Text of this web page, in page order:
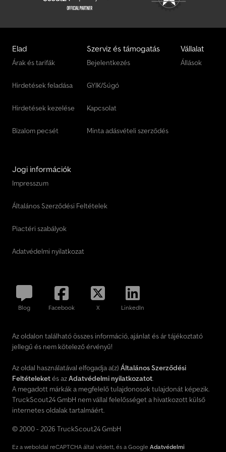
Elad
Árak és tarifák
Hirdetések feladása
Hirdetések kezelése
Bizalom pecsét
Szerviz és támogatás
Bejelentkezés
GYIK/Súgó
Kapcsolat
Minta adásvételi szerződés
Vállalat
Állások
Jogi információk
Impresszum
Általános Szerződési Feltételek
Piactéri szabályok
Adatvédelmi nyilatkozat
Blog Facebook X LinkedIn
Az oldalon található összes információ, ajánlat és ár tájékoztató
jellegű és nem kötelező érvényű!
Az oldal használatával elfogadja a(z) Általános Szerződési
Feltételeketés azAdatvédelmi nyilatkozatot.
A megadott márkák a megfelelő tulajdonosok tulajdonát képezik.
TruckScout24 GmbH nem vállal felelősséget a hivatkozott külső
internetes oldalak tartalmáért.
© 2000 - 2026 TruckScout24 GmbH
Ez a weboldal reCAPTCHA által védett, és a Google Adatvédelmi